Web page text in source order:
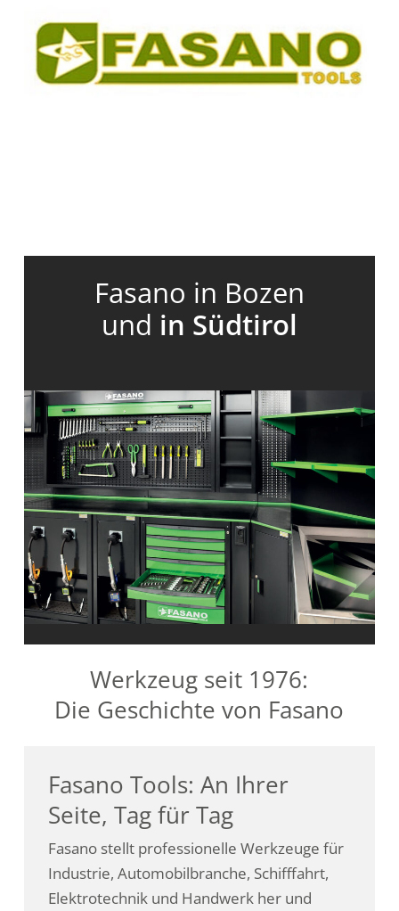
Fasano in Bozen
und in Südtirol
Werkzeug seit 1976:
Die Geschichte von Fasano
Fasano Tools: An Ihrer
Seite, Tag für Tag
Fasano stellt professionelle Werkzeuge für
Industrie, Automobilbranche, Schifffahrt,
Elektrotechnik und Handwerk her und